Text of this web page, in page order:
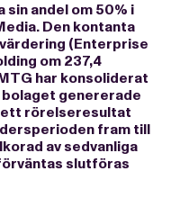
sin andel om 50% i
Den kontanta
(Enterprise
om 237,4
har konsoliderat
bolaget genererade
ett rörelseresultat
fram till
av sedvanliga
slutföras